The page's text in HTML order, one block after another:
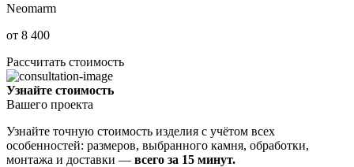
Neomarm
от 8 400
Рассчитать стоимость
Узнайте стоимость
Вашего проекта
Узнайте точную стоимость изделия с учётом всех
особенностей: размеров, выбранного камня, обработки,
монтажа и доставки — всего за 15 минут.